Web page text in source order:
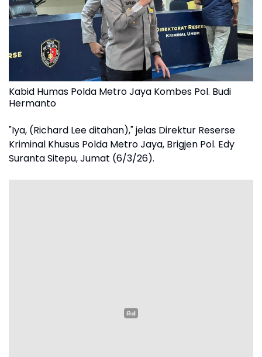
Kabid Humas Polda Metro Jaya Kombes Pol. Budi
Hermanto
"Iya, (Richard Lee ditahan)," jelas Direktur Reserse
Kriminal Khusus Polda Metro Jaya, Brigjen Pol. Edy
Suranta Sitepu, Jumat (6/3/26).